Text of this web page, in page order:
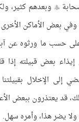
 وبعدهم كثير،
بعض الأماكن
حسب ما ورثوه عن
بعض قبيلته إذا
إلى الإخلال
قد يعتذرون ببعض
يضر هذا، وأمره سهل.